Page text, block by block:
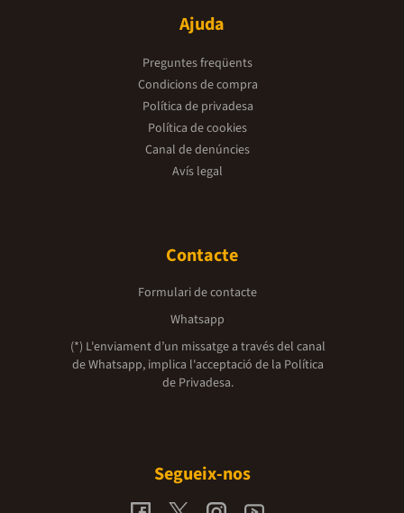
Ajuda
Preguntes freqüents
Condicions de compra
Política de privadesa
Política de cookies
Canal de denúncies
Avís legal
Contacte
Formulari de contacte
Whatsapp
(*) L'enviament d’un missatge a través del canal
de Whatsapp, implica l'acceptació de la Política
de Privadesa.
Segueix-nos